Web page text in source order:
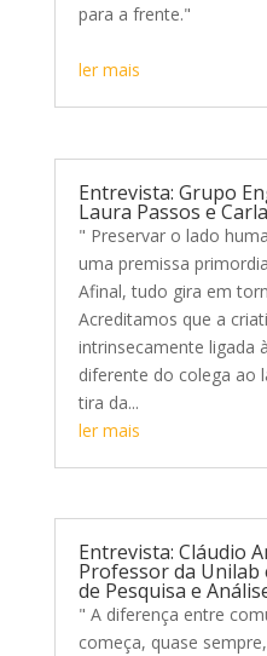
para a
ler mais
Entrevista: Grupo
Laura Passos e
" Preservar o lado
uma premissa
Afinal, tudo gira em
Acreditamos que a
intrinsecamente ligada
diferente do colega ao
tira da...
ler mais
Entrevista: Cláudio
Professor da
de Pesquisa e
" A diferença entre
começa, quase